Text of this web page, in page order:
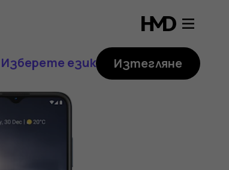
Изберете език Изтегляне